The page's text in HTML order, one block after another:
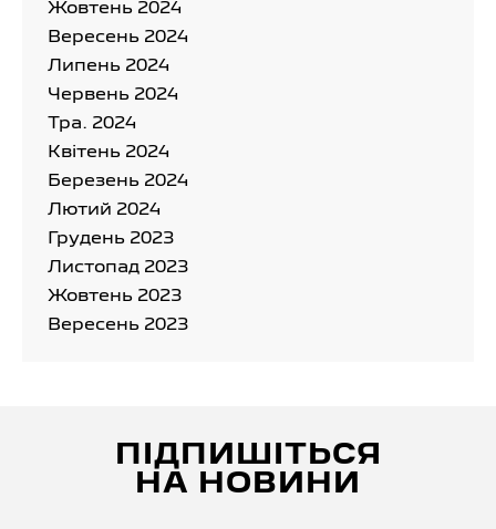
Жовтень 2024
Вересень 2024
Липень 2024
Червень 2024
Тра. 2024
Квітень 2024
Березень 2024
Лютий 2024
Грудень 2023
Листопад 2023
Жовтень 2023
Вересень 2023
ПІДПИШІТЬСЯ
НА НОВИНИ